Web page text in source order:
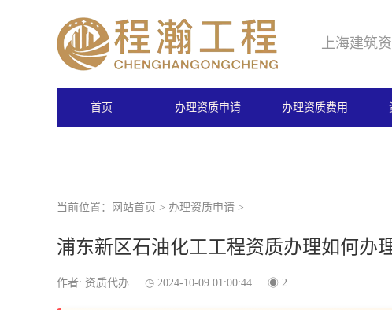
上海建筑
首页 办理资质申请 办理资质费用
当前位置： 网站首页 > 办理资质申请 >
浦东新区石油化工工程资质办理如何办
作者: 资质代办 2024-10-09 01:00:44 2